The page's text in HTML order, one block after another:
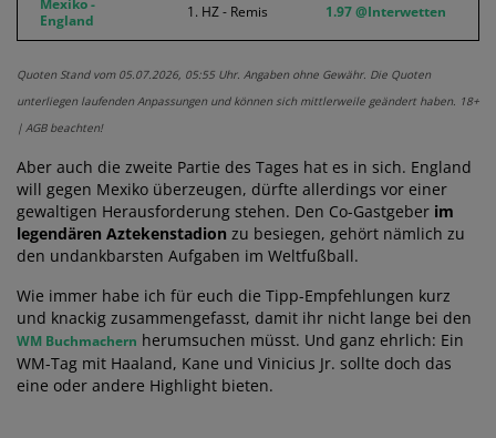
England
1. HZ - Remis 1.97 @Interwetten
Quoten Stand vom 05.07.2026, 05:55 Uhr. Angaben ohne Gewähr. Die Quoten
unterliegen laufenden Anpassungen und können sich mittlerweile geändert haben. 18+
| AGB beachten!
Aber auch die zweite Partie des Tages hat es in sich. England
will gegen Mexiko überzeugen, dürfte allerdings vor einer
gewaltigen Herausforderung stehen. Den Co-Gastgeber im
legendären Aztekenstadion zu besiegen, gehört nämlich zu
den undankbarsten Aufgaben im Weltfußball.
Wie immer habe ich für euch die Tipp-Empfehlungen kurz
und knackig zusammengefasst, damit ihr nicht lange bei den
WM Buchmachern herumsuchen müsst. Und ganz ehrlich: Ein
WM-Tag mit Haaland, Kane und Vinicius Jr. sollte doch das
eine oder andere Highlight bieten.